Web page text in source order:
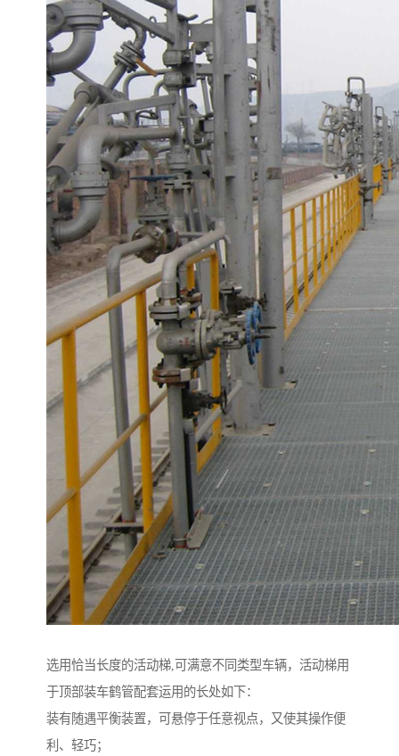
选用恰当长度的活动梯,可满意不同类型车辆，活动梯用
于顶部装车鹤管配套运用的长处如下：
装有随遇平衡装置，可悬停于任意视点，又使其操作便
利、轻巧；